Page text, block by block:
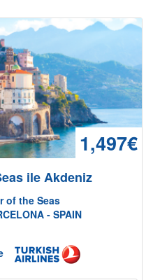
1,497€
ile Akdeniz
of the Seas
- SPAIN